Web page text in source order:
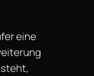
eine